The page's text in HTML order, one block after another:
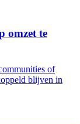
omzet te
of
blijven in